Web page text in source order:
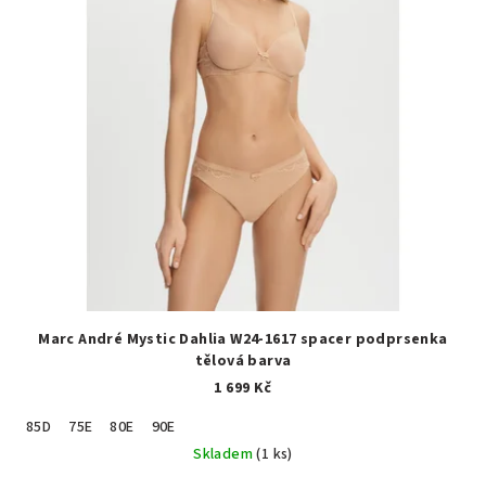
Marc André Mystic Dahlia W24-1617 spacer podprsenka
tělová barva
1 699 Kč
85D
75E 80E
90E
Skladem(1 ks)